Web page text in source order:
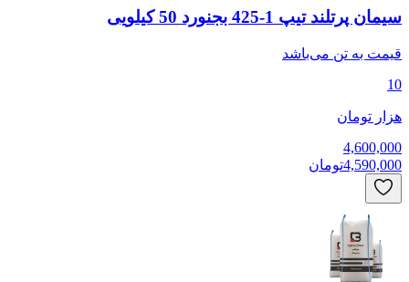
سیمان پرتلند تیپ 1-425 بجنورد 50 کیلویی
قیمت بهتنمی‌باشد
10
هزار تومان
4,600,000
4,590,000تومان